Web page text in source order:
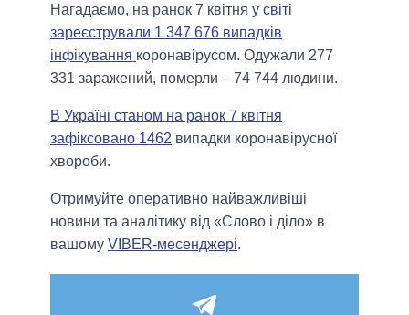
Нагадаємо, на ранок 7 квітня у світі
зареєстрували 1 347 676 випадків
інфікування коронавірусом. Одужали 277
331 заражений, померли – 74 744 людини.
В Україні станом на ранок 7 квітня
зафіксовано 1462 випадки коронавірусної
хвороби.
Отримуйте оперативно найважливіші
новини та аналітику від «Слово і діло» в
вашому VIBER-месенджері.